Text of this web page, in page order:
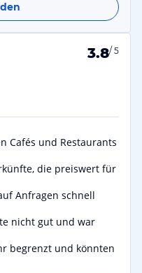
3.8/ 5
Cafés und Restaurants
die preiswert für
Anfragen schnell
nicht gut und war
begrenzt und könnten